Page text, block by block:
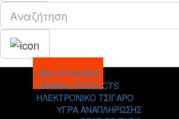
ΝΕΑ ΠΡΟΪΟΝΤΑ
HERBAL PRODUCTS
ΗΛΕΚΤΡΟΝΙΚΟ ΤΣΙΓΑΡΟ
ΥΓΡΑ ΑΝΑΠΛΗΡΩΣΗΣ